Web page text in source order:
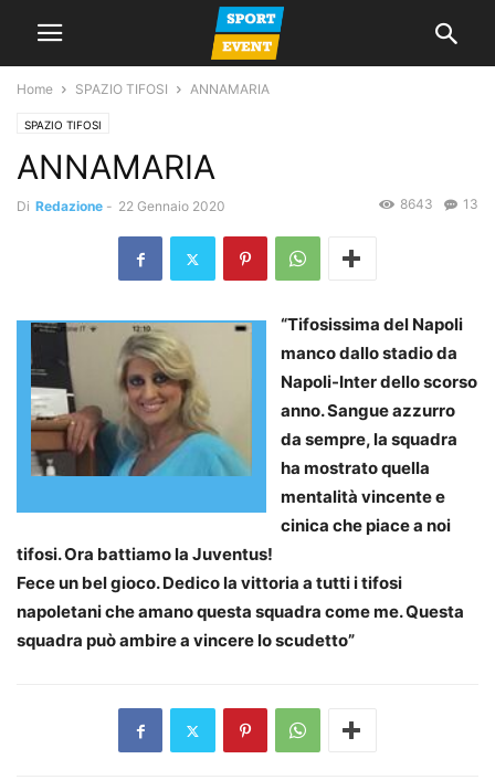
Home SPAZIO TIFOSI ANNAMARIA
SPAZIO TIFOSI
ANNAMARIA
Di Redazione - 22 Gennaio 2020 13
8643
“Tifosissima del Napoli
manco dallo stadio da
Napoli-Inter dello scorso
anno. Sangue azzurro
da sempre, la squadra
ha mostrato quella
mentalità vincente e
cinica che piace a noi
tifosi. Ora battiamo la Juventus!
Fece un bel gioco. Dedico la vittoria a tutti i tifosi
napoletani che amano questa squadra come me. Questa
squadra può ambire a vincere lo scudetto”